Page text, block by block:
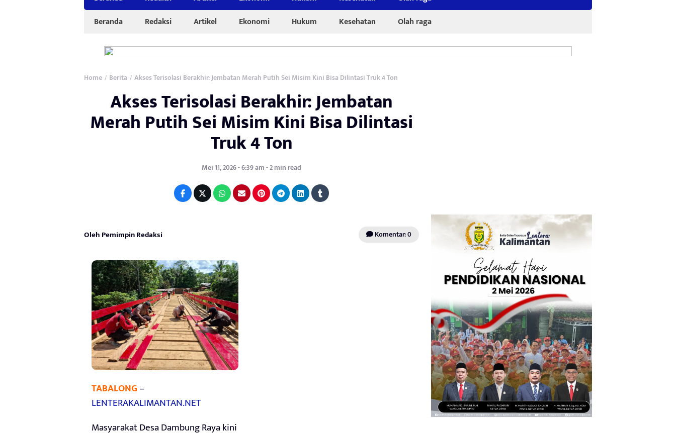
Beranda
Redaksi Artikel Ekonomi Hukum Kesehatan Olah raga
Home / Berita / Akses Terisolasi Berakhir: Jembatan Merah Putih Sei Misim Kini Bisa Dilintasi Truk 4 Ton
Akses Terisolasi Berakhir: Jembatan
Merah Putih Sei Misim Kini Bisa Dilintasi
Truk 4 Ton
Mei 11, 2026 - 6:39 am - 2 min read
Oleh Pemimpin Redaksi Komentar: 0
TABALONG–
LENTERAKALIMANTAN.NET
Masyarakat Desa Dambung Raya kini